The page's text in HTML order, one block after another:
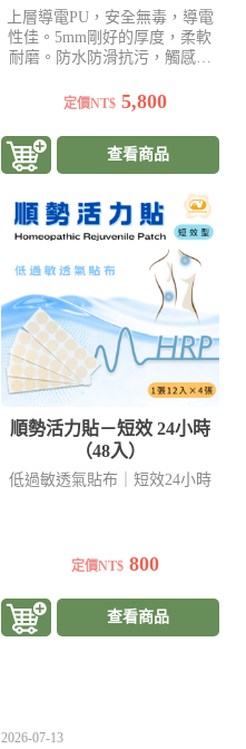
上層導電PU，安全無毒，導電
性佳。5mm剛好的厚度，柔軟
耐磨。防水防滑抗污，觸感滑
定價NT$ 5,800
查看商品
順勢活力貼－短效 24小時
（48入）
低過敏透氣貼布｜短效24小時
定價NT$ 800
查看商品
2026-07-13